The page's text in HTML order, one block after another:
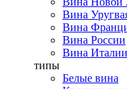
Вина
Вина
Вина России
Вина Италии
типы
Белые вина